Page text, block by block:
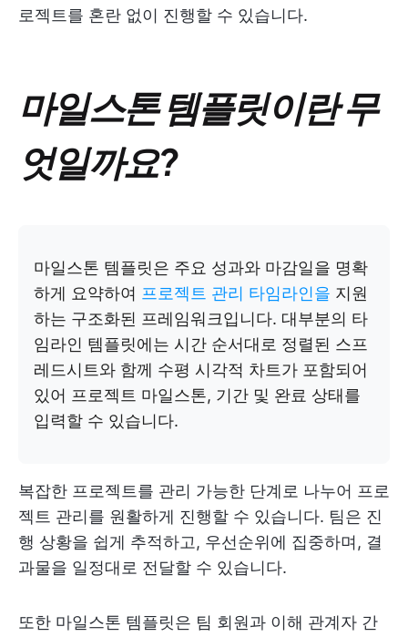
로젝트를 혼란 없이 진행할 수 있습니다.
마일스톤 템플릿이란 무
엇일까요?
마일스톤 템플릿은 주요 성과와 마감일을 명확
하게 요약하여 프로젝트 관리 타임라인을 지원
하는 구조화된 프레임워크입니다. 대부분의 타
임라인 템플릿에는 시간 순서대로 정렬된 스프
레드시트와 함께 수평 시각적 차트가 포함되어
있어 프로젝트 마일스톤, 기간 및 완료 상태를
입력할 수 있습니다.
복잡한 프로젝트를 관리 가능한 단계로 나누어 프로
젝트 관리를 원활하게 진행할 수 있습니다. 팀은 진
행 상황을 쉽게 추적하고, 우선순위에 집중하며, 결
과물을 일정대로 전달할 수 있습니다.
또한 마일스톤 템플릿은 팀 회원과 이해 관계자 간